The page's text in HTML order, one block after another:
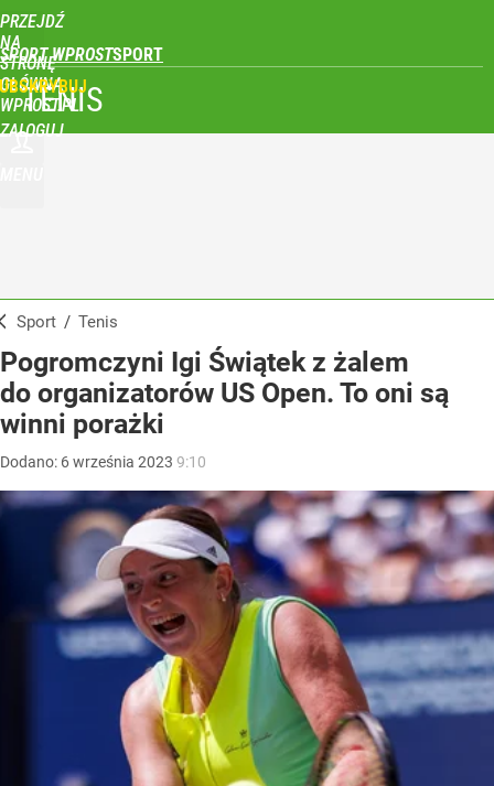
PRZEJDŹ
NA
STRONĘ
GŁÓWNĄ
WPROST.PL
SPORT WPROST
ZALOGUJ
TENIS
Sport / Tenis
Pogromczyni Igi Świątek z żalem
do organizatorów US Open. To oni są
winni porażki
Dodano: 6września 2023 9:10